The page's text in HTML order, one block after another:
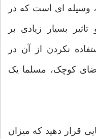
وسیله ای است که در
بسیار زیادی بر
نکردن از آن در
کوچک، مسلما یک
قرار دهید که میزان